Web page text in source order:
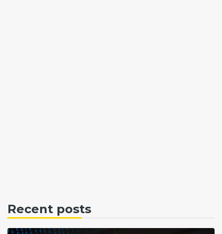
Recent posts